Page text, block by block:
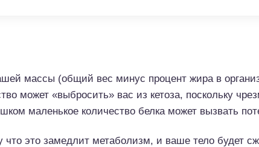
массы (общий вес минус процент жира в
может «выбросить» вас из кетоза, поскольку
маленькое количество белка может вызвать
это замедлит метаболизм, и ваше тело будет